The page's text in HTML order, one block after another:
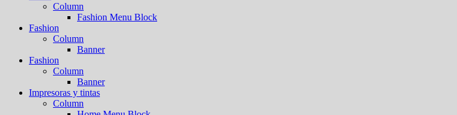
Column
Fashion Menu Block
Fashion
Column
Banner
Fashion
Column
Banner
Impresoras y tintas
Column